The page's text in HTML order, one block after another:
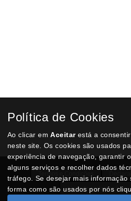
Termos e Condições
Livro de reclamações
Política de Cookies
Ao clicar emAceitarestá a
neste site. Os cookies são usados
experiência de navegação, garantir
alguns serviços e recolher dados
tráfego. Se desejar mais informação
forma como são usados por nós